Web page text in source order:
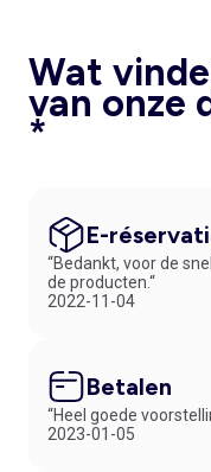
Wat
van onze
*
E-
“Bedankt, voor de
de producten.“
2022-11-04
Betalen
“Heel goede
2023-01-05